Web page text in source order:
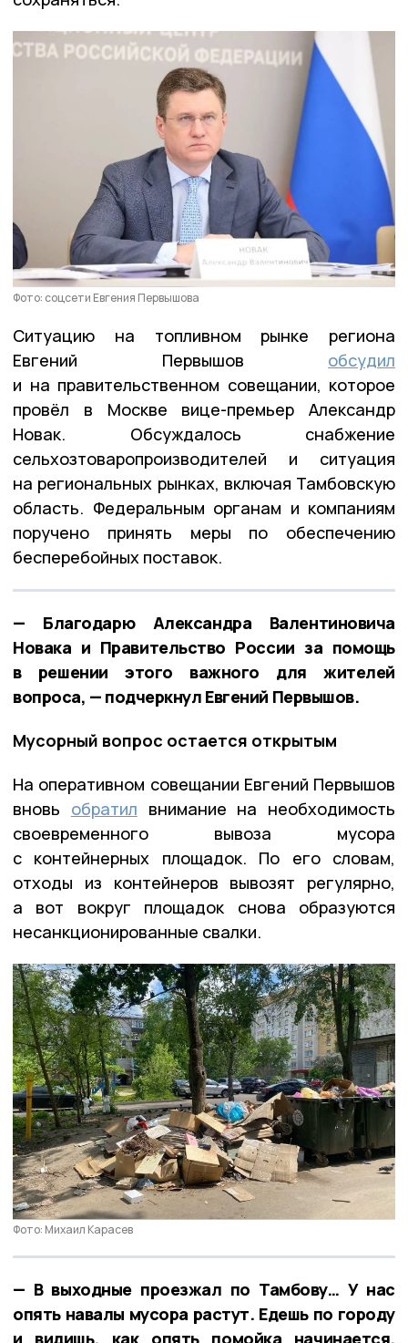
Фото: соцсети Евгения Первышова
Ситуацию на топливном рынке региона
Евгений Первышов обсудил
и на правительственном совещании, которое
провёл в Москве вице-премьер Александр
Новак. Обсуждалось снабжение
сельхозтоваропроизводителей и ситуация
на региональных рынках, включая Тамбовскую
область. Федеральным органам и компаниям
поручено принять меры по обеспечению
бесперебойных поставок.
— Благодарю Александра Валентиновича
Новака и Правительство России за помощь
в решении этого важного для жителей
вопроса, — подчеркнул Евгений Первышов.
Мусорный вопрос остается открытым
На оперативном совещании Евгений Первышов
вновь обратил внимание на необходимость
своевременного вывоза мусора
с контейнерных площадок. По его словам,
отходы из контейнеров вывозят регулярно,
а вот вокруг площадок снова образуются
несанкционированные свалки.
Фото: Михаил Карасев
— В выходные проезжал по Тамбову… У нас
опять навалы мусора растут. Едешь по городу